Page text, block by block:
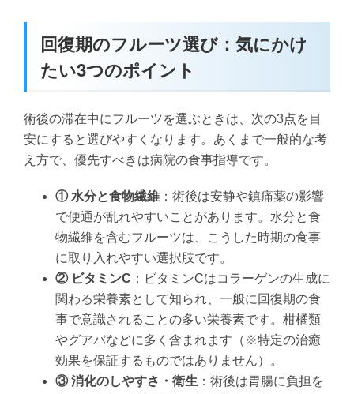
回復期のフルーツ選び：気にかけ
たい3つのポイント
術後の滞在中にフルーツを選ぶときは、次の3点を目
安にすると選びやすくなります。あくまで一般的な考
え方で、優先すべきは病院の食事指導です。
① 水分と食物繊維：術後は安静や鎮痛薬の影響
で便通が乱れやすいことがあります。水分と食
物繊維を含むフルーツは、こうした時期の食事
に取り入れやすい選択肢です。
② ビタミンC ：ビタミンCはコラーゲンの生成に
関わる栄養素として知られ、一般に回復期の食
事で意識されることの多い栄養素です。柑橘類
やグアバなどに多く含まれます（※特定の治癒
効果を保証するものではありません）。
③ 消化のしやすさ・衛生：術後は胃腸に負担を